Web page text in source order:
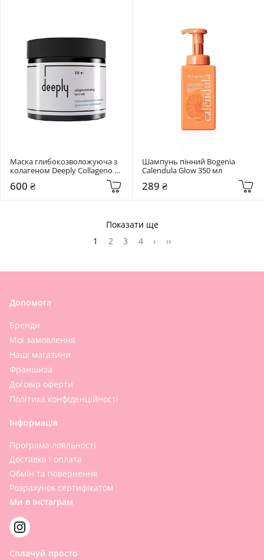
Маска глибокозволожуюча з
колагеном Deeply Collageno
Hydrating Hair Mask 300 мл
600 ₴
Шампунь пінний Bogenia
Calendula Glow 350 мл
289 ₴
Показати ще
1
2 3 4 › ››
Допомога
Бренди
Мої замовлення
Наші магазини
Франшиза
Договір оферти
Політика конфіденційності
Інформація
Програма лояльності
Доставка і оплата
Обмін та повернення
Розрахунок сертифікатом
Ми в Інстаграм
Сплачуй просто